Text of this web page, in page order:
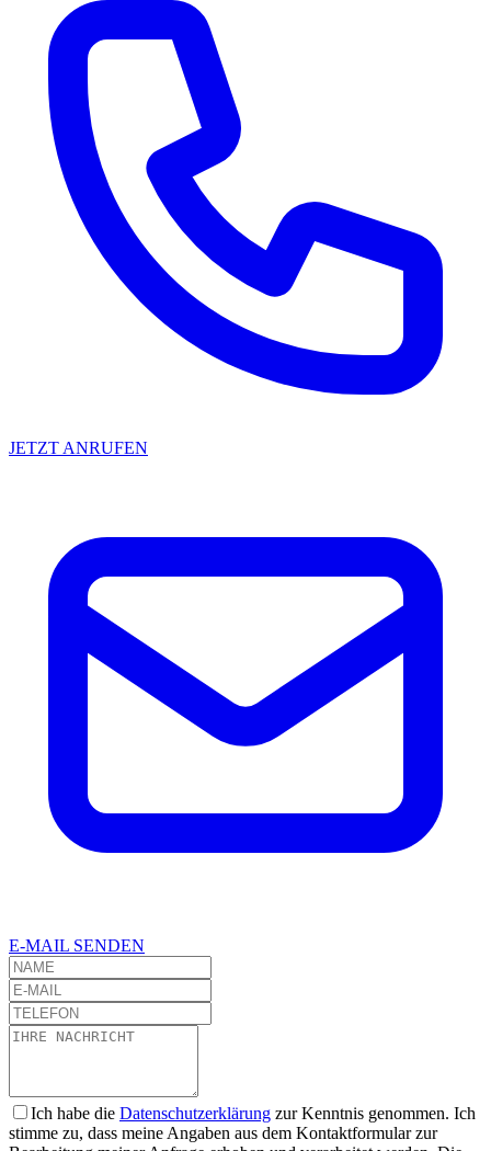
JETZT ANRUFEN
E-MAIL SENDEN
Ich habe die Datenschutzerklärung zur Kenntnis genommen. Ich
stimme zu, dass meine Angaben aus dem Kontaktformular zur